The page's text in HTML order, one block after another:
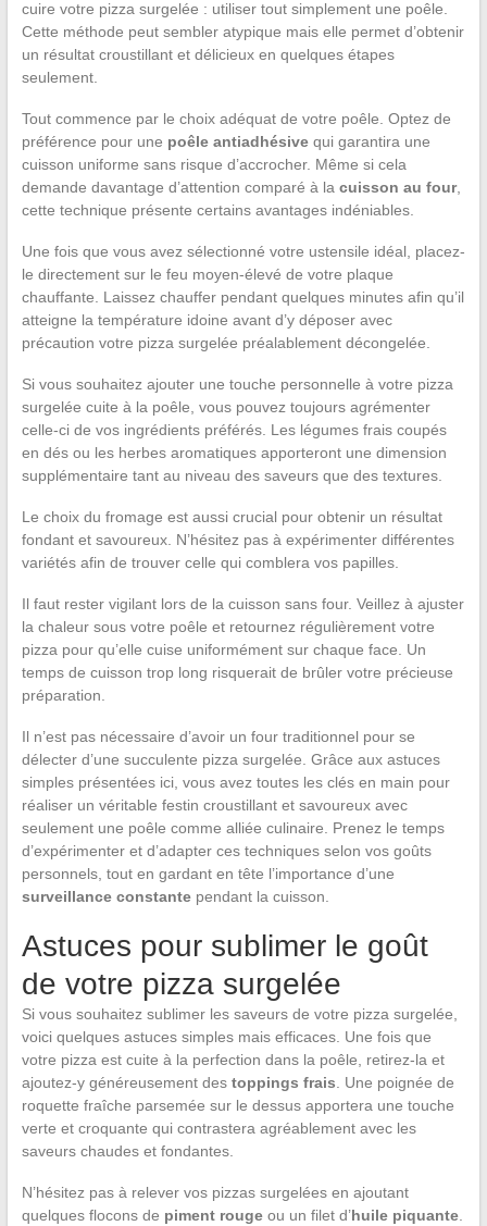
cuire votre pizza surgelée : utiliser tout simplement une poêle.
Cette méthode peut sembler atypique mais elle permet d’obtenir
un résultat croustillant et délicieux en quelques étapes
seulement.
Tout commence par le choix adéquat de votre poêle. Optez de
préférence pour une poêle antiadhésivequi garantira une
cuisson uniforme sans risque d’accrocher. Même si cela
demande davantage d’attention comparé à la cuisson au four,
cette technique présente certains avantages indéniables.
Une fois que vous avez sélectionné votre ustensile idéal, placez-
le directement sur le feu moyen-élevé de votre plaque
chauffante. Laissez chauffer pendant quelques minutes afin qu’il
atteigne la température idoine avant d’y déposer avec
précaution votre pizza surgelée préalablement décongelée.
Si vous souhaitez ajouter une touche personnelle à votre pizza
surgelée cuite à la poêle, vous pouvez toujours agrémenter
celle-ci de vos ingrédients préférés. Les légumes frais coupés
en dés ou les herbes aromatiques apporteront une dimension
supplémentaire tant au niveau des saveurs que des textures.
Le choix du fromage est aussi crucial pour obtenir un résultat
fondant et savoureux. N’hésitez pas à expérimenter différentes
variétés afin de trouver celle qui comblera vos papilles.
Il faut rester vigilant lors de la cuisson sans four. Veillez à ajuster
la chaleur sous votre poêle et retournez régulièrement votre
pizza pour qu’elle cuise uniformément sur chaque face. Un
temps de cuisson trop long risquerait de brûler votre précieuse
préparation.
Il n’est pas nécessaire d’avoir un four traditionnel pour se
délecter d’une succulente pizza surgelée. Grâce aux astuces
simples présentées ici, vous avez toutes les clés en main pour
réaliser un véritable festin croustillant et savoureux avec
seulement une poêle comme alliée culinaire. Prenez le temps
d’expérimenter et d’adapter ces techniques selon vos goûts
personnels, tout en gardant en tête l’importance d’une
surveillance constantependant la cuisson.
Astuces pour sublimer le goût
de votre pizza surgelée
Si vous souhaitez sublimer les saveurs de votre pizza surgelée,
voici quelques astuces simples mais efficaces. Une fois que
votre pizza est cuite à la perfection dans la poêle, retirez-la et
ajoutez-y généreusement des toppings frais. Une poignée de
roquette fraîche parsemée sur le dessus apportera une touche
verte et croquante qui contrastera agréablement avec les
saveurs chaudes et fondantes.
N’hésitez pas à relever vos pizzas surgelées en ajoutant
quelques flocons de piment rougeou un filet d’huile piquante.